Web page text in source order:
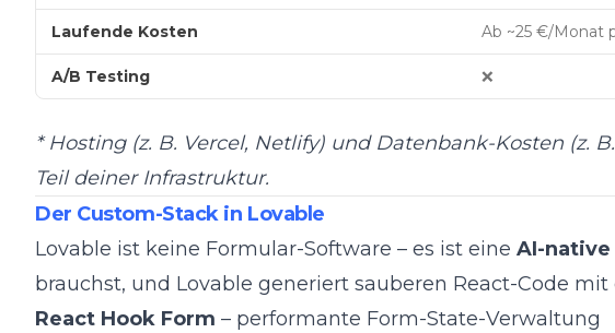
Laufende Kosten Ab ~25 €/Monat
A/B Testing ❌
* Hosting (z. B. Vercel, Netlify) und Datenbank-Kosten (z.
Teil deiner Infrastruktur.
Der Custom-Stack in Lovable
Lovable ist keine Formular-Software – es ist eine AI-
brauchst, und Lovable generiert sauberen React-Code
React Hook Form – performante Form-State-Verwaltung